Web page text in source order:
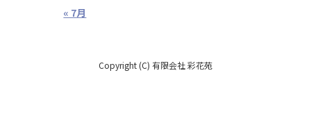
« 7月
Copyright (C) 有限会社 彩花苑